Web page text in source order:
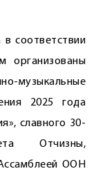
соответствии
организованы
музыкальные
2025 года
славного 30-
Отчизны,
ООН